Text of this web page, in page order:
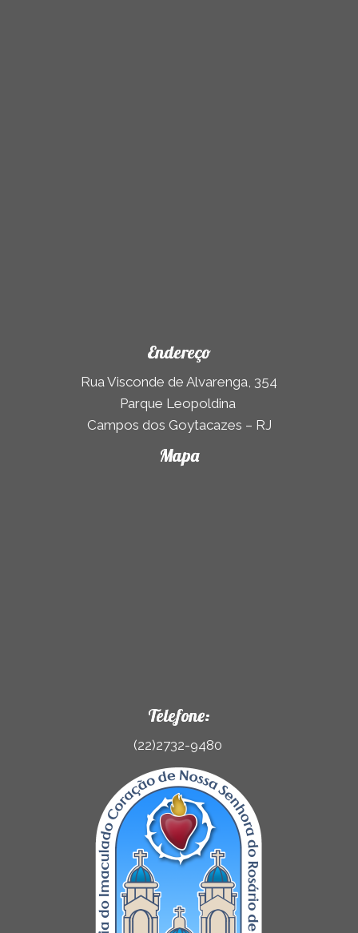
Endereço
Rua Visconde de Alvarenga, 354
Parque Leopoldina
Campos dos Goytacazes – RJ
Mapa
Telefone:
(22)2732-9480